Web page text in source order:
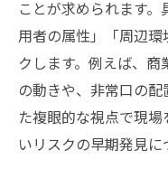
ことが求められます
用者の属性」「周辺
クします。例えば、
の動きや、非常口の
た複眼的な視点で現
いリスクの早期発見に